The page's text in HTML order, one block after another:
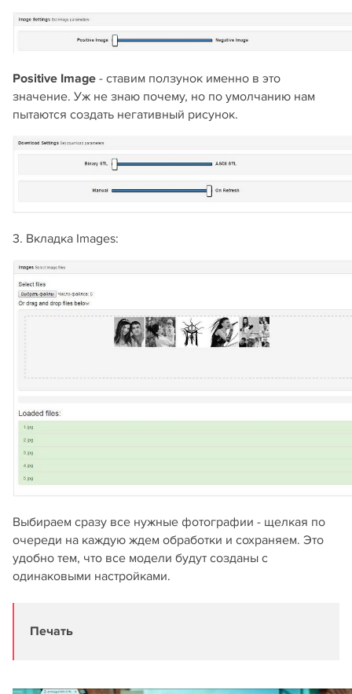
Positive Image - ставим ползунок именно в это
значение. Уж не знаю почему, но по умолчанию нам
пытаются создать негативный рисунок.
3. Вкладка Images:
Выбираем сразу все нужные фотографии - щелкая по
очереди на каждую ждем обработки и сохраняем. Это
удобно тем, что все модели будут созданы с
одинаковыми настройками.
Печать